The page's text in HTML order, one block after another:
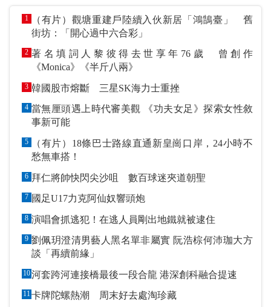
1
（有片）觀塘重建戶陸續入伙新居「鴻鵠臺」 舊
街坊：「開心過中六合彩」
2 著名填詞人黎彼得去世享年76歲 曾創作
《Monica》《半斤八兩》
3 韓國股市熔斷 三星SK海力士重挫
4 當無厘頭遇上時代審美觀 《功夫女足》探索女性敘
事新可能
5
（有片）18條巴士路線直通新皇崗口岸，24小時不
愁無車搭！
6 拜仁將帥快閃尖沙咀 數百球迷夾道朝聖
7 國足U17力克阿仙奴響頭炮
8 演唱會抓逃犯！在逃人員剛出地鐵就被逮住
9 劉佩玥澄清男藝人黑名單非屬實 阮浩棕何沛珈大方
談「再續前緣」
10 河套跨河連接橋最後一段合龍 港深創科融合提速
11卡牌陀螺熱潮 周末好去處淘珍藏